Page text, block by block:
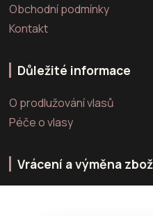
Obchodní podmínky
Kontakt
Důležité informace
O prodlužování vlasů
Péče o vlasy
Vrácení a výměna